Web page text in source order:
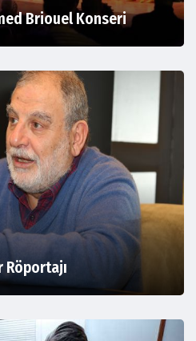
Briouel Konseri
Röportajı